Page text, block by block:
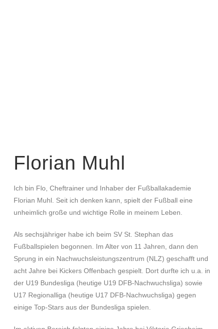
Florian Muhl
Ich bin Flo, Cheftrainer und Inhaber der Fußballakademie
Florian Muhl. Seit ich denken kann, spielt der Fußball eine
unheimlich große und wichtige Rolle in meinem Leben.
Als sechsjähriger habe ich beim SV St. Stephan das
Fußballspielen begonnen. Im Alter von 11 Jahren, dann den
Sprung in ein Nachwuchsleistungszentrum (NLZ) geschafft und
acht Jahre bei Kickers Offenbach gespielt. Dort durfte ich u.a. in
der U19 Bundesliga (heutige U19 DFB-Nachwuchsliga) sowie
U17 Regionalliga (heutige U17 DFB-Nachwuchsliga) gegen
einige Top-Stars aus der Bundesliga spielen.